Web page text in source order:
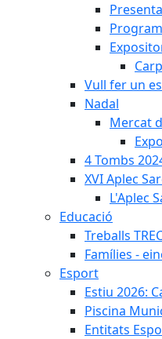
Vull fer un
Nadal
Mercat
4 Tombs
XVI Aplec
L'Aplec
Educació
Treballs
Famílies -
Esport
Estiu 2026:
Piscina
Entitats